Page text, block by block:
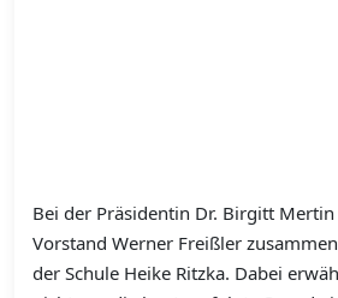
Bei der Präsidentin Dr. Birgitt
Vorstand Werner Freißler
der Schule Heike Ritzka. Dabei